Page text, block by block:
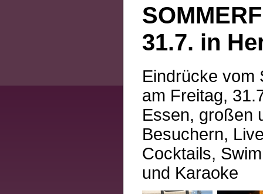
31.7. in
Eindrücke vom
am Freitag,
Essen, großen
Besuchern,
Cocktails,
und Karaoke